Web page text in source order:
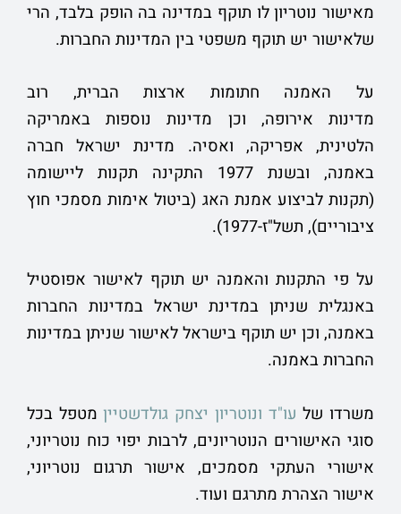
מאישור נוטריון לו תוקף במדינה בה הופק בלבד, הרי
שלאישור יש תוקף משפטי בין המדינות החברות.
על האמנה חתומות ארצות הברית, רוב
מדינות אירופה, וכן מדינות נוספות באמריקה
הלטינית, אפריקה, ואסיה. מדינת ישראל חברה
באמנה, ובשנת 1977 התקינה תקנות ליישומה
(תקנות לביצוע אמנת האג (ביטול אימות מסמכי חוץ
ציבוריים), תשל"ז-1977).
על פי התקנות והאמנה יש תוקף לאישור אפוסטיל
באנגלית שניתן במדינת ישראל במדינות החברות
באמנה, וכן יש תוקף בישראל לאישור שניתן במדינות
החברות באמנה.
משרדו של עו"ד ונוטריון יצחק גולדשטייןמטפל בכל
סוגי האישורים הנוטריונים, לרבות יפוי כוח נוטריוני,
אישורי העתקי מסמכים, אישור תרגום נוטריוני,
אישור הצהרת מתרגם ועוד.